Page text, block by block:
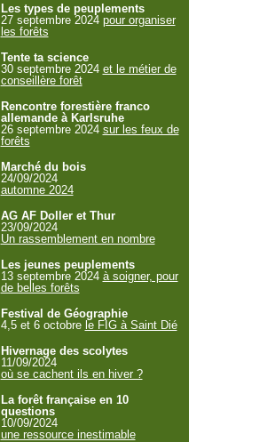
Les types de peuplements
27 septembre 2024 pour organiser
les forêts
Tente ta science
30 septembre 2024 et le métier de
conseillère forêt
Rencontre forestière franco
allemande à Karlsruhe
26 septembre 2024 sur les feux de
forêts
Marché du bois
24/09/2024
automne 2024
AG AF Doller et Thur
23/09/2024
Un rassemblement en nombre
Les jeunes peuplements
13 septembre 2024 à soigner, pour
de belles forêts
Festival de Géographie
4,5 et 6 octobre le FIG à Saint Dié
Hivernage des scolytes
11/09/2024
où se cachent ils en hiver ?
La forêt française en 10
questions
10/09/2024
une ressource inestimable